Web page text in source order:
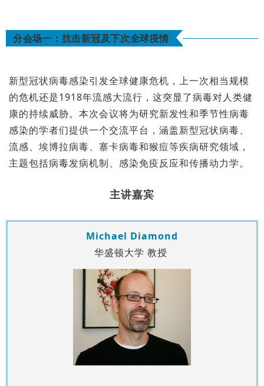
分会场一：抗击新冠及下次全球疫情
新型冠状病毒感染引发全球健康危机，上一次相当规模
的危机还是1918年流感大流行，这突显了病毒对人类健
康的持续威胁。本次会议将为研究新发性和季节性病毒
感染的学者们提供一个交流平台，涵盖新型冠状病毒、
流感、埃博拉病毒、寨卡病毒和猴痘等疾病研究领域，
主题包括病毒发病机制、感染免疫反应和传播动力学。
主讲嘉宾
Michael Diamond
华盛顿大学 教授